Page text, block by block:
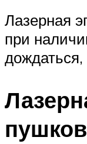
Лазерная
при
дождаться,